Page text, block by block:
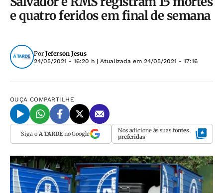
e quatro feridos em final de semana
Por Jeferson Jesus
24/05/2021 - 16:20 h | Atualizada em 24/05/2021 - 17:16
OUÇA COMPARTILHE
Siga o A TARDEno Google Nos adicione às suas fontes
preferidas